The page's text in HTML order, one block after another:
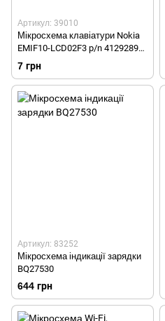
Артикул: 39010
Мікросхема клавіатури Nokia
EMIF10-LCD02F3 p/n 4129289
(6300/3110c/3109c/2610/5610)
7 грн
Артикул: 83252
Мікросхема індикації зарядки
BQ27530
644 грн